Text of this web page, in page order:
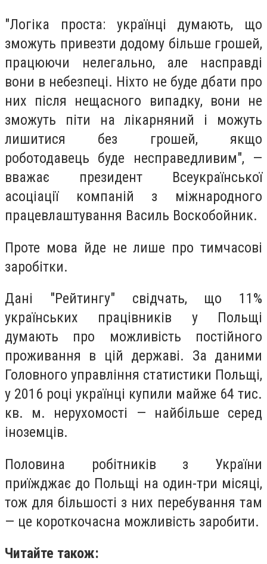
"Логіка проста: українці думають, що
зможуть привезти додому більше грошей,
працюючи нелегально, але насправді
вони в небезпеці. Ніхто не буде дбати про
них після нещасного випадку, вони не
зможуть піти на лікарняний і можуть
лишитися без грошей, якщо
роботодавець буде несправедливим", —
вважає президент Всеукраїнської
асоціації компаній з міжнародного
працевлаштування Василь Воскобойник.
Проте мова йде не лише про тимчасові
заробітки.
Дані "Рейтингу" свідчать, що 11%
українських працівників у Польщі
думають про можливість постійного
проживання в цій державі. За даними
Головного управління статистики Польщі,
у 2016 році українці купили майже 64 тис.
кв. м. нерухомості — найбільше серед
іноземців.
Половина робітників з України
приїжджає до Польщі на один-три місяці,
тож для більшості з них перебування там
— це короткочасна можливість заробити.
Читайте також: